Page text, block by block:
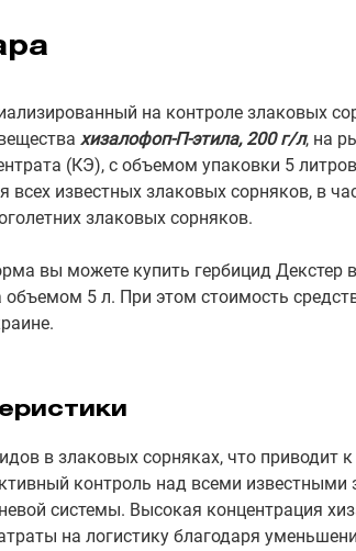
на контроле злаковых
хизалофоп-П-этила, 200 г/л, на
(КЭ), с объемом упаковки 5
всех известных злаковых сорняков, в
злаковых сорняков.
вы можете купить гербицид Декстер
объемом 5 л. При этом стоимость
в злаковых сорняках, что приводит
контроль над всеми
системы. Высокая концентрация
на логистику благодаря